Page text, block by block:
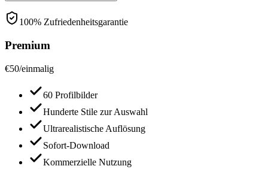
100% Zufriedenheitsgarantie
Premium
€50/einmalig
60 Profilbilder
Hunderte Stile zur Auswahl
Ultrarealistische Auflösung
Sofort-Download
Kommerzielle Nutzung